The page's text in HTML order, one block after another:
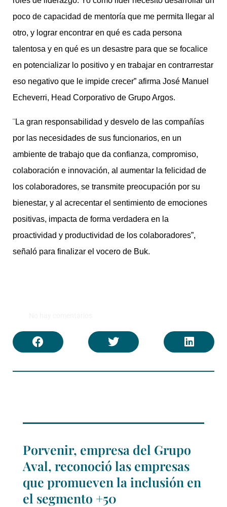
poco de capacidad de mentoría que me permita llegar al
otro, y lograr encontrar en qué es cada persona
talentosa y en qué es un desastre para que se focalice
en potencializar lo positivo y en trabajar en contrarrestar
eso negativo que le impide crecer” afirma José Manuel
Echeverri, Head Corporativo de Grupo Argos.
¨La gran responsabilidad y desvelo de las compañías
por las necesidades de sus funcionarios, en un
ambiente de trabajo que da confianza, compromiso,
colaboración e innovación, al aumentar la felicidad de
los colaboradores, se transmite preocupación por su
bienestar, y al acrecentar el sentimiento de emociones
positivas, impacta de forma verdadera en la
proactividad y productividad de los colaboradores”,
señaló para finalizar el vocero de Buk.
Porvenir, empresa del Grupo
Aval, reconoció las empresas
que promueven la inclusión en
el segmento +50